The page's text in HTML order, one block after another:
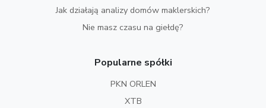
Jak działają analizy domów maklerskich?
Nie masz czasu na giełdę?
Popularne spółki
PKN ORLEN
XTB